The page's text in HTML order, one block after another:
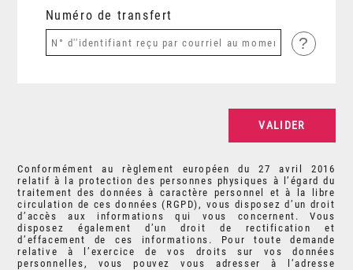
Numéro de transfert
?
Conformément au règlement européen du 27 avril 2016
relatif à la protection des personnes physiques à l’égard du
traitement des données à caractère personnel et à la libre
circulation de ces données (RGPD), vous disposez d’un droit
d’accès aux informations qui vous concernent. Vous
disposez également d’un droit de rectification et
d’effacement de ces informations. Pour toute demande
relative à l’exercice de vos droits sur vos données
personnelles, vous pouvez vous adresser à l’adresse